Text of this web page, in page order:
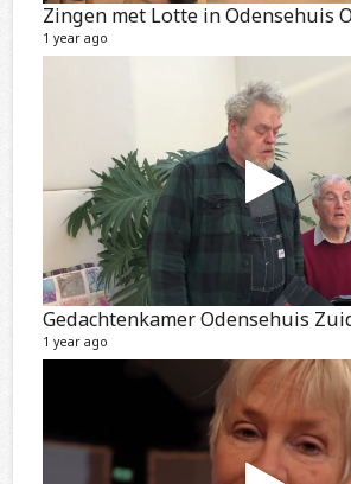
Zingen met Lotte in Odensehuis
1 year ago
Gedachtenkamer Odensehuis
1 year ago